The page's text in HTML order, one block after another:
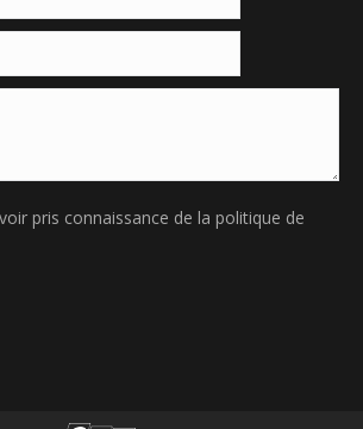
pris connaissance de la politique de